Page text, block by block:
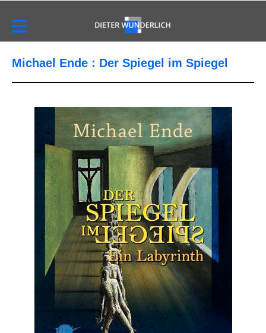
Michael Ende : Der Spiegel im Spiegel